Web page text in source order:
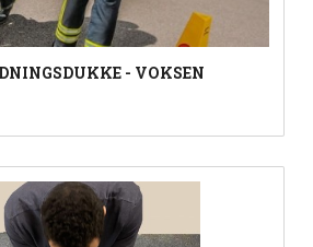
- VOKSEN